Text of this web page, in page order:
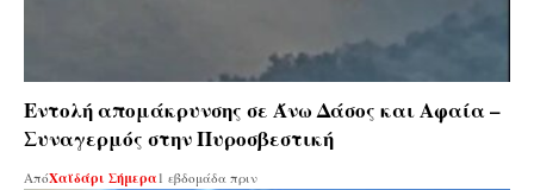
Εντολή απομάκρυνσης σε Άνω Δάσος και Αφαία –
Συναγερμός στην Πυροσβεστική
ΑπόΧαϊδάρι Σήμερα1 εβδομάδα πριν